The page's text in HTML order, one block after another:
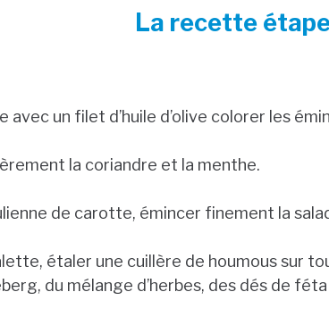
La recette
avec un filet d’huile d’olive colorer les
la coriandre et la menthe.
de carotte, émincer finement la
étaler une cuillère de houmous sur
du mélange d’herbes, des dés de